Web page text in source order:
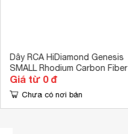
Dây RCA HiDiamond Genesis
SMALL Rhodium Carbon Fiber
Giá từ 0 đ
Chưa có nơi bán